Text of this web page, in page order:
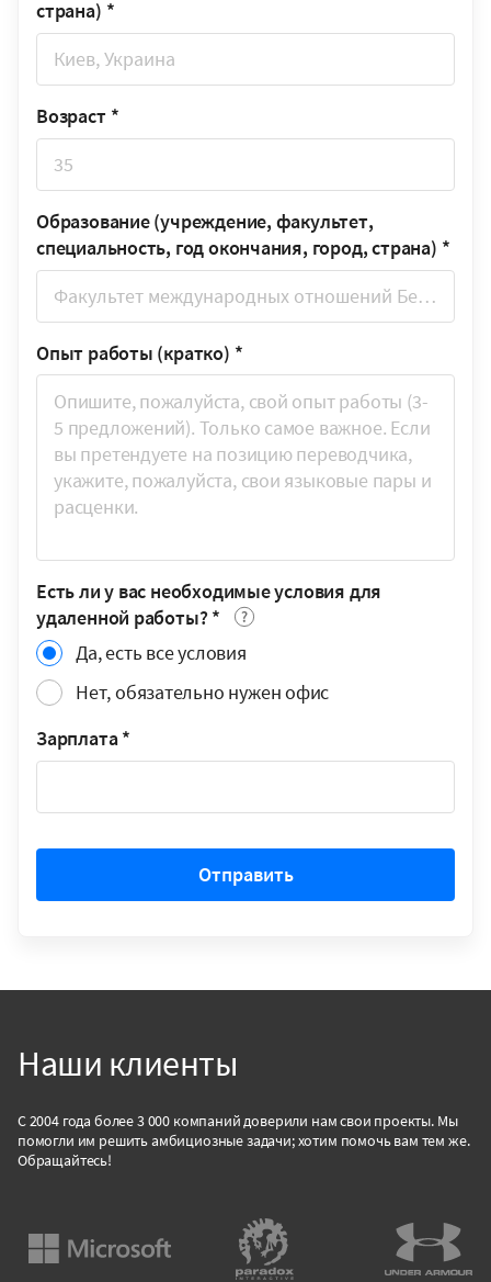
страна) *
Возраст *
Образование (учреждение, факультет,
специальность, год окончания, город, страна) *
Опыт работы (кратко) *
Есть ли у вас необходимые условия для
удаленной работы? *
Да, есть все условия
Нет, обязательно нужен офис
Зарплата *
Отправить
Наши клиенты
С 2004 года более 3 000 компаний доверили нам свои проекты. Мы
помогли им решить амбициозные задачи; хотим помочь вам тем же.
Обращайтесь!